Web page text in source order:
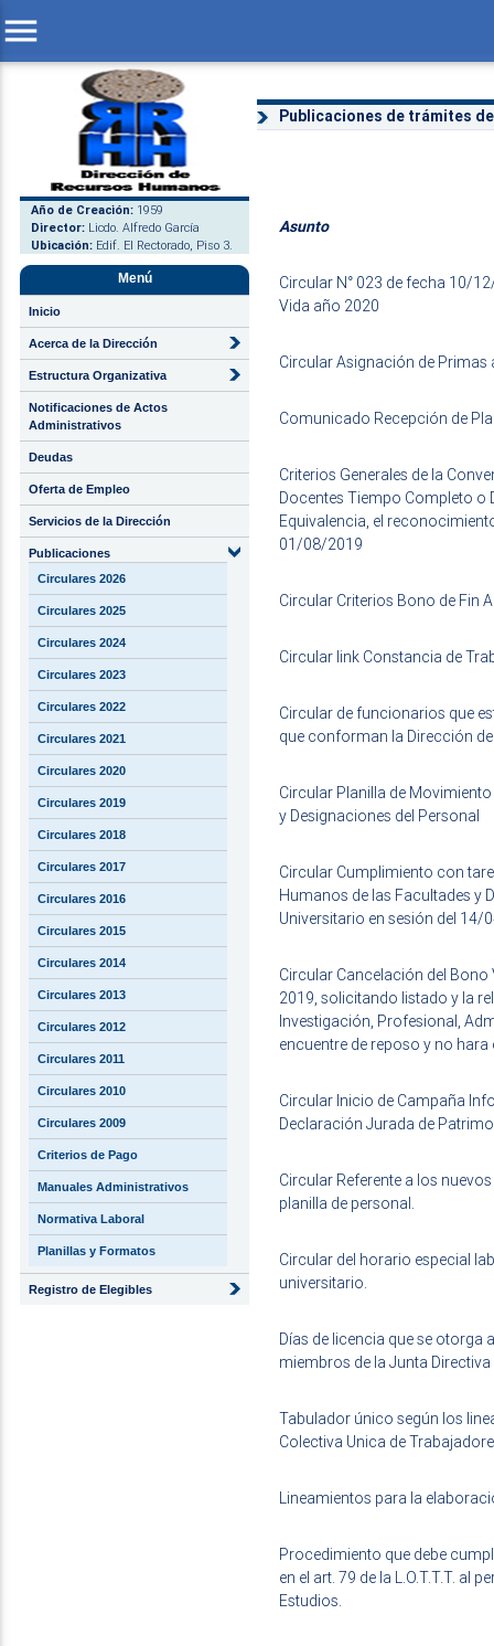
menu
Año de Creación: 1959
Director: Licdo. Alfredo García
Ubicación: Edif. El Rectorado, Piso 3.
Menú
Inicio
Acerca de la Dirección
Estructura Organizativa
Notificaciones de Actos
Administrativos
Deudas
Oferta de Empleo
Servicios de la Dirección
Publicaciones
Circulares 2026
Circulares 2025
Circulares 2024
Circulares 2023
Circulares 2022
Circulares 2021
Circulares 2020
Circulares 2019
Circulares 2018
Circulares 2017
Circulares 2016
Circulares 2015
Circulares 2014
Circulares 2013
Circulares 2012
Circulares 2011
Circulares 2010
Circulares 2009
Criterios de Pago
Manuales Administrativos
Normativa Laboral
Planillas y Formatos
Registro de Elegibles
Publicaciones de trámites
Asunto
Circular N° 023 de fecha 10/
Vida año 2020
Circular Asignación de Primas
Comunicado Recepción de
Criterios Generales de la
Docentes Tiempo Completo o
Equivalencia, el
01/08/2019
Circular Criterios Bono de Fin
Circular link Constancia de
Circular de funcionarios que
que conforman la Dirección
Circular Planilla de
y Designaciones del Personal
Circular Cumplimiento con
Humanos de las Facultades y
Universitario en sesión del 14/
Circular Cancelación del
2019, solicitando listado y la
Investigación, Profesional,
encuentre de reposo y no
Circular Inicio de Campaña
Declaración Jurada de
Circular Referente a los
planilla de personal.
Circular del horario especial
universitario.
Días de licencia que se otorga
miembros de la Junta
Tabulador único según los
Colectiva Unica de
Lineamientos para la
Procedimiento que debe
en el art. 79 de la L.O.T.T.T. al
Estudios.